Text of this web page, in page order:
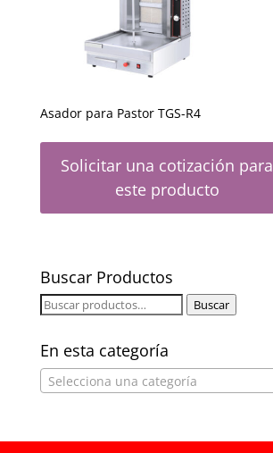
Asador para Pastor TGS-R4
Solicitar una cotización para
este producto
Buscar Productos
Buscar
Buscar
En esta categoría
Selecciona una categoría